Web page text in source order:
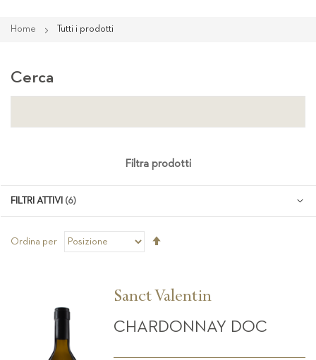
Home Tutti i prodotti
Ordina per
Sanct Valentin
CHARDONNAY DOC
Cerca
Filtra prodotti
FILTRI ATTIVI